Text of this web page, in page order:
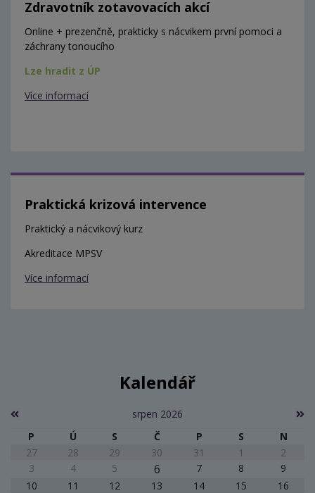
Zdravotník zotavovacích akcí
Online + prezenčně, prakticky s nácvikem první pomoci a
záchrany tonoucího
Lze hradit z ÚP
Více informací
Praktická krizová intervence
Praktický a nácvikový kurz
Akreditace MPSV
Více informací
Kalendář
srpen 2026
P
Ú S Č P S
N
27
28 29 30 31 1
2
3
4 5 6 7 8
9
10
11 12 13 14 15
16